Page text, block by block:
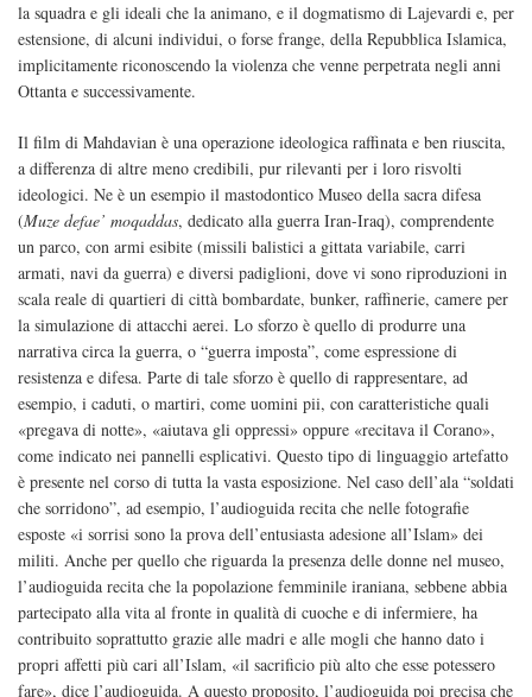
la squadra e gli ideali che la animano, e il dogmatismo di Lajevardi e, per
estensione, di alcuni individui, o forse frange, della Repubblica Islamica,
implicitamente riconoscendo la violenza che venne perpetrata negli anni
Ottanta e successivamente.
Il film di Mahdavian è una operazione ideologica raffinata e ben riuscita,
a differenza di altre meno credibili, pur rilevanti per i loro risvolti
ideologici. Ne è un esempio il mastodontico Museo della sacra difesa
(Muze defae’ moqaddas, dedicato alla guerra Iran-Iraq), comprendente
un parco, con armi esibite (missili balistici a gittata variabile, carri
armati, navi da guerra) e diversi padiglioni, dove vi sono riproduzioni in
scala reale di quartieri di città bombardate, bunker, raffinerie, camere per
la simulazione di attacchi aerei. Lo sforzo è quello di produrre una
narrativa circa la guerra, o “guerra imposta”, come espressione di
resistenza e difesa. Parte di tale sforzo è quello di rappresentare, ad
esempio, i caduti, o martiri, come uomini pii, con caratteristiche quali
«pregava di notte», «aiutava gli oppressi» oppure «recitava il Corano»,
come indicato nei pannelli esplicativi. Questo tipo di linguaggio artefatto
è presente nel corso di tutta la vasta esposizione. Nel caso dell’ala “soldati
che sorridono”, ad esempio, l’audioguida recita che nelle fotografie
esposte «i sorrisi sono la prova dell’entusiasta adesione all’Islam» dei
militi. Anche per quello che riguarda la presenza delle donne nel museo,
l’audioguida recita che la popolazione femminile iraniana, sebbene abbia
partecipato alla vita al fronte in qualità di cuoche e di infermiere, ha
contribuito soprattutto grazie alle madri e alle mogli che hanno dato i
propri affetti più cari all’Islam, «il sacrificio più alto che esse potessero
fare», dice l’audioguida. A questo proposito, l’audioguida poi precisa che